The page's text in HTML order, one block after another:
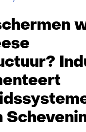
onze
infrastructuur?
Industrie
experimenteert
veiligheidssystemen
kust
Scheveningen